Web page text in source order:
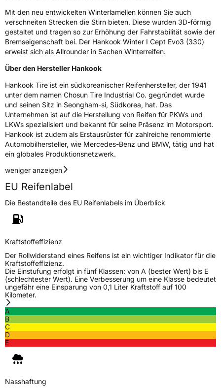
Mit den neu entwickelten Winterlamellen können Sie auch
verschneiten Strecken die Stirn bieten. Diese wurden 3D-förmig
gestaltet und tragen so zur Erhöhung der Fahrstabilität sowie der
Bremseigenschaft bei. Der Hankook Winter I Cept Evo3 (330)
erweist sich als Allrounder in Sachen Winterreifen.
Über den Hersteller Hankook
Hankook Tire ist ein südkoreanischer Reifenhersteller, der 1941
unter dem namen Chosun Tire Industrial Co. gegründet wurde
und seinen Sitz in Seongham-si, Südkorea, hat. Das
Unternehmen ist auf die Herstellung von Reifen für PKWs und
LKWs spezialisiert und bekannt für seine Präsenz im Motorsport.
Hankook ist zudem als Erstausrüster für zahlreiche renommierte
Automobilhersteller, wie Mercedes-Benz und BMW, tätig und hat
ein globales Produktionsnetzwerk.
weniger anzeigen
EU Reifenlabel
Die Bestandteile des EU Reifenlabels im Überblick
Kraftstoffeffizienz
Der Rollwiderstand eines Reifens ist ein wichtiger Indikator für die
Kraftstoffeffizienz.
Die Einstufung erfolgt in fünf Klassen: von A (bester Wert) bis E
(schlechtester Wert). Eine Verbesserung um eine Klasse bedeutet
ungefähr eine Einsparung von 0,1 Liter Kraftstoff auf 100
Kilometer.
A
B
C
D
E
Nasshaftung